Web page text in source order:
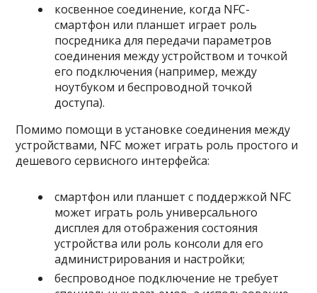
косвенное соединение, когда NFC-
смартфон или планшет играет роль
посредника для передачи параметров
соединения между устройством и точкой
его подключения (например, между
ноутбуком и беспроводной точкой
доступа).
Помимо помощи в установке соединения между
устройствами, NFC может играть роль простого и
дешевого сервисного интерфейса:
смартфон или планшет с поддержкой NFC
может играть роль универсального
дисплея для отображения состояния
устройства или роль консоли для его
администрирования и настройки;
беспроводное подключение не требует